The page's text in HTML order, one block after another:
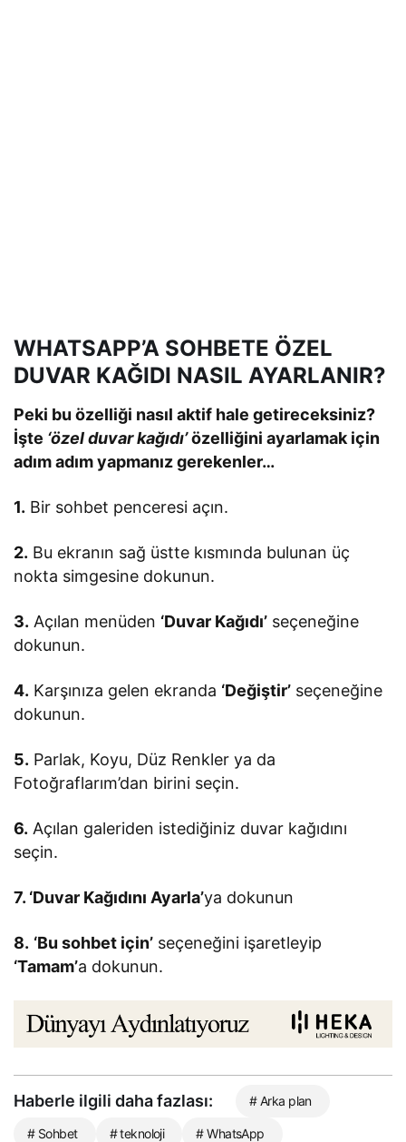
WHATSAPP’A SOHBETE ÖZEL
DUVAR KAĞIDI NASIL AYARLANIR?
Peki bu özelliği nasıl aktif hale getireceksiniz?
İşte ‘özel duvar kağıdı’özelliğini ayarlamak için
adım adım yapmanız gerekenler…
1. Bir sohbet penceresi açın.
2. Bu ekranın sağ üstte kısmında bulunan üç
nokta simgesine dokunun.
3. Açılan menüden ‘Duvar Kağıdı’ seçeneğine
dokunun.
4. Karşınıza gelen ekranda ‘Değiştir’ seçeneğine
dokunun.
5. Parlak, Koyu, Düz Renkler ya da
Fotoğraflarım’dan birini seçin.
6. Açılan galeriden istediğiniz duvar kağıdını
seçin.
7. ‘Duvar Kağıdını Ayarla’ya dokunun
8. ‘Bu sohbet için’ seçeneğini işaretleyip
‘Tamam’a dokunun.
Haberle ilgili daha fazlası: # Arka plan
# Sohbet # teknoloji # WhatsApp